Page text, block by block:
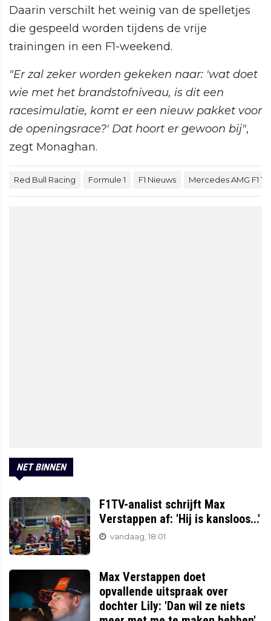
Daarin verschilt het weinig van de spelletjes
die gespeeld worden tijdens de vrije
trainingen in een F1-weekend.
"Er zal zeker worden gekeken naar: 'wat doet
wie met het brandstofniveau, is dit een
racesimulatie, komt er een nieuw pakket voor
de openingsrace?' Dat hoort er gewoon bij",
zegt Monaghan.
Red Bull Racing Formule 1 F1 Nieuws Mercedes AMG F1
NET BINNEN
F1TV-analist schrijft Max
Verstappen af: 'Hij is kansloos...'
vandaag, 18:01
Max Verstappen doet
opvallende uitspraak over
dochter Lily: 'Dan wil ze niets